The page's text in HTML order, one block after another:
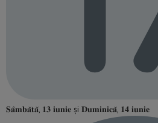
𝐒𝐚̂𝐦𝐛𝐚̆𝐭𝐚̆, 𝟏𝟑 𝐢𝐮𝐧𝐢𝐞 și 𝐃𝐮𝐦𝐢𝐧𝐢𝐜𝐚̆, 𝟏𝟒 𝐢𝐮𝐧𝐢𝐞